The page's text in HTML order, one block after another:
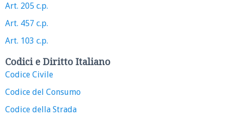
Art. 205 c.p.
Art. 457 c.p.
Art. 103 c.p.
Codici e Diritto Italiano
Codice Civile
Codice del Consumo
Codice della Strada